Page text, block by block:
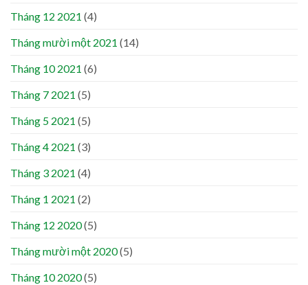
Tháng 12 2021 (4)
Tháng mười một 2021 (14)
Tháng 10 2021 (6)
Tháng 7 2021 (5)
Tháng 5 2021 (5)
Tháng 4 2021 (3)
Tháng 3 2021 (4)
Tháng 1 2021 (2)
Tháng 12 2020(5)
Tháng mười một 2020(5)
Tháng 10 2020(5)